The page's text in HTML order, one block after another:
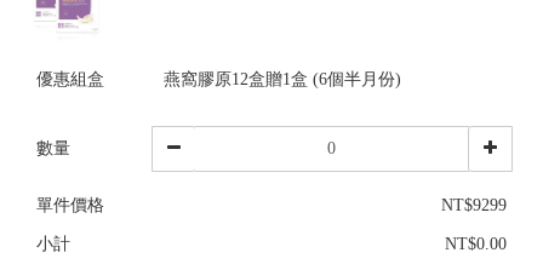
優惠組盒 燕窩膠原12盒贈1盒 (6個半月份)
數量
單件價格 NT$9299
小計 NT$0.00